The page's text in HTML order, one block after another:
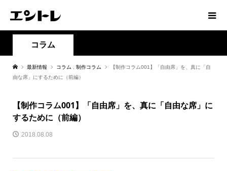
コラム
最新情報 コラム 制作コラム
【制作コラム001】「自由席」を、真に「自
由な席」にするために（前編）
【制作コラム001】「自由席」を、真に「自由な席」に
するために（前編）
2018.08.08